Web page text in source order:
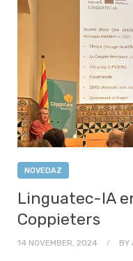
NOVEDAZ
Linguatec-IA
Coppieters
14 NOVEMBER, 2024 BY